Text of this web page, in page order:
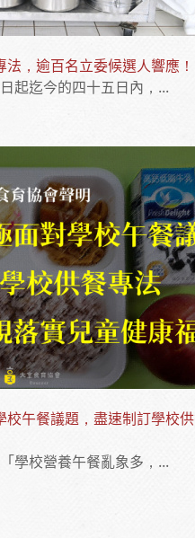
法，逾百名立委候選人響應！
起迄今的四十五日內，...
校午餐議題，盡速制訂學校
學校營養午餐亂象多，...